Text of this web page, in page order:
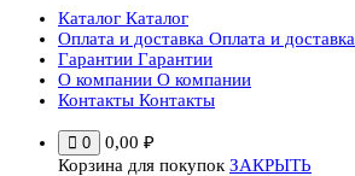
Каталог Каталог
Оплата и доставка Оплата и доставка
Гарантии Гарантии
О компании О компании
Контакты Контакты
0 0,00 ₽
Корзина для покупок ЗАКРЫТЬ